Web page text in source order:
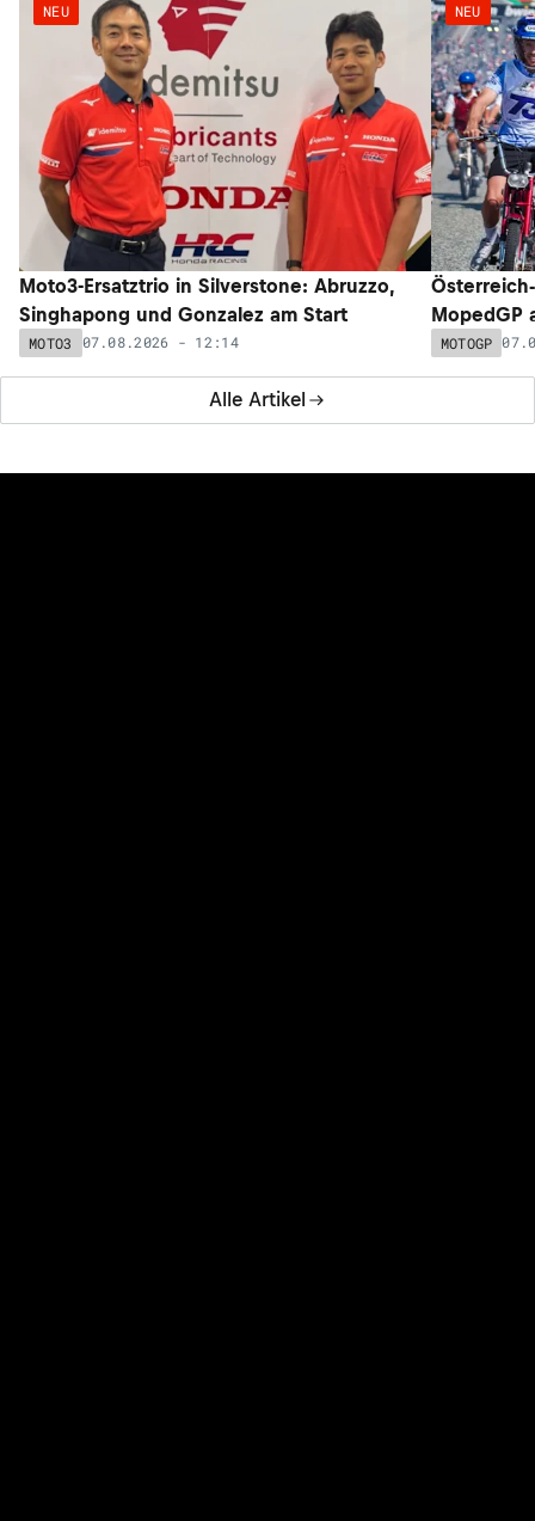
Alle Artikel
NEU
Moto3-Ersatztrio in Silverstone: Abruzzo,
Singhapong und Gonzalez am Start
MOTO3 07.08.2026 - 12:14
NEU
MopedGP
MOTOGP